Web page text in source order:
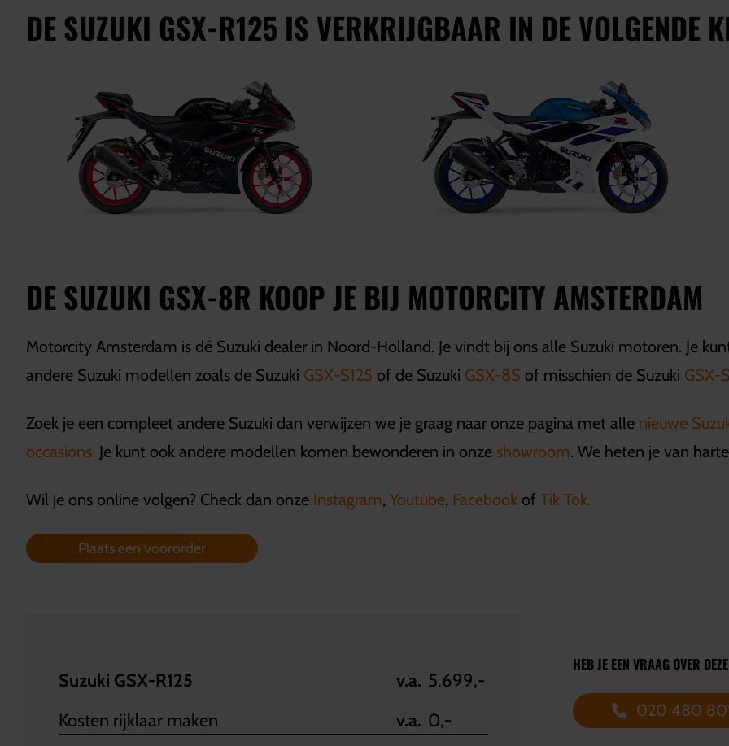
DE SUZUKI GSX-R125 IS VERKRIJGBAAR IN DE VOLGENDE
DE SUZUKI GSX-8R KOOP JE BIJ MOTORCITY AMSTERDAM
Motorcity Amsterdam is dé Suzuki dealer in Noord-Holland. Je vindt bij ons alle Suzuki motoren. Je
andere Suzuki modellen zoals de Suzuki GSX-S125 of de Suzuki GSX-8S of misschien de Suzuki GSX-
Zoek je een compleet andere Suzuki dan verwijzen we je graag naar onze pagina met alle nieuwe
occasions. Je kunt ook andere modellen komen bewonderen in onze showroom. We heten je van
Wil je ons online volgen? Check dan onze Instagram, Youtube, Facebook of Tik Tok.
Plaats een voororder
Suzuki GSX-R125 v.a. 5.699,-
Kosten rijklaar maken
v.a. 0,-
HEB JE EEN VRAAG OVER
020 480